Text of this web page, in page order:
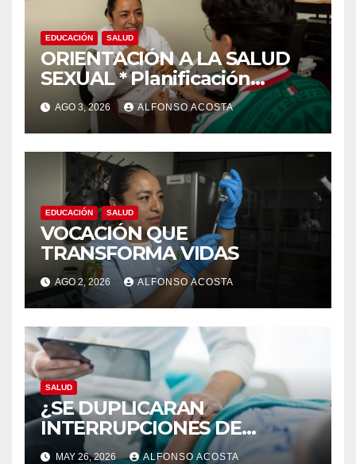
EDUCACIÓN SALUD
ORIENTACIÓN A LA SALUD
SEXUAL * Planificación
familiar, un derecho
AGO 3, 2026 ALFONSO ACOSTA
EDUCACIÓN SALUD
VOCACIÓN QUE
TRANSFORMA VIDAS
AGO 2, 2026 ALFONSO ACOSTA
SALUD
¿SE DUPLICARAN
INTERRUPCIONES DE
EMBARAZO LEGALES?
MAY 26, 2026 ALFONSO ACOSTA